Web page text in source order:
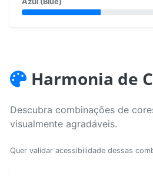
Harmonia de
Descubra combinações de
visualmente agradáveis.
Quer validar acessibilidade dessas